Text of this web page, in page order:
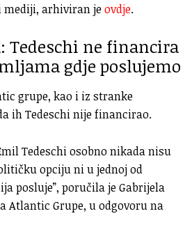
arhiviran jeovdje.
Tedeschi ne financira
gdje poslujemo
grupe, kao i iz stranke
ih Tedeschi nije financirao.
Tedeschi osobno nikada nisu
opciju ni u jednoj od
posluje”, poručila je Gabrijela
Atlantic Grupe, u odgovoru na